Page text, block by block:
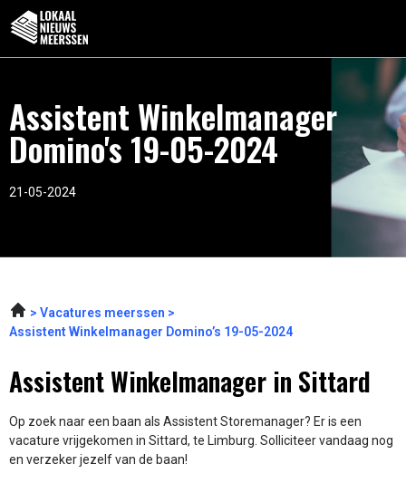
Assistent Winkelmanager
Domino's 19-05-2024
21-05-2024
Vacatures meerssen
Assistent Winkelmanager Domino’s 19-05-2024
Assistent Winkelmanager in Sittard
Op zoek naar een baan als Assistent Storemanager? Er is een
vacature vrijgekomen in Sittard, te Limburg. Solliciteer vandaag nog
en verzeker jezelf van de baan!